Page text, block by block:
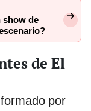
show de
de El
por